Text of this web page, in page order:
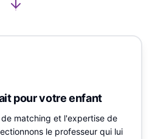
pour votre enfant
matching et l'expertise de
le professeur qui lui